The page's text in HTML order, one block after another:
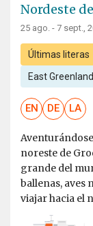
Nordeste
25 ago. - 7 sept.,
Últimas literas
East Greenland
EN DE LA
noreste de
grande del
ballenas, aves
viajar hacia el